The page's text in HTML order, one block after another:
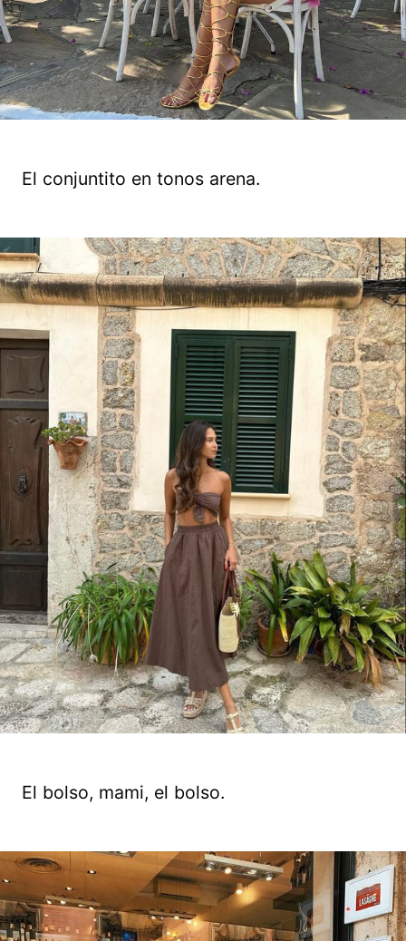
El conjuntito en tonos arena.
El bolso, mami, el bolso.